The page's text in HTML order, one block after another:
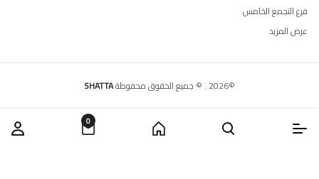
فرع التجمع الخامس
عرض المزيد
©
2026
. © جميع الحقوق محفوظةSHATTA
0